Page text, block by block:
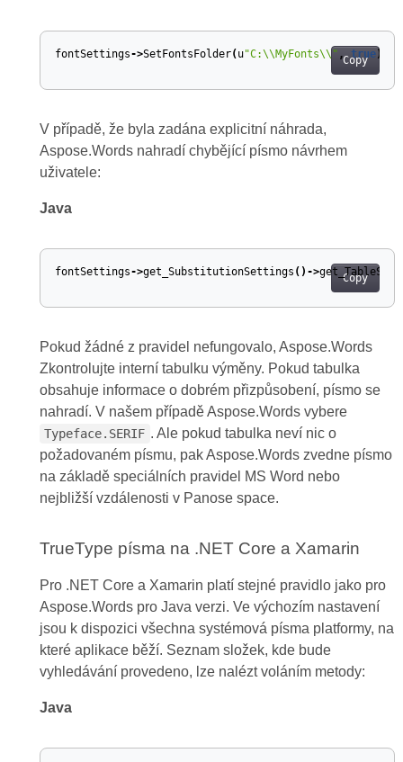
Copy
fontSettings->SetFontsFolder( u"C:\\MyFonts\\" , true);
V případě, že byla zadána explicitní náhrada,
Aspose.Words nahradí chybějící písmo návrhem
uživatele:
Java
Copy
fontSettings->get_SubstitutionSettings ()->
Pokud žádné z pravidel nefungovalo, Aspose.Words
Zkontrolujte interní tabulku výměny. Pokud tabulka
obsahuje informace o dobrém přizpůsobení, písmo se
nahradí. V našem případě Aspose.Words vybere
Typeface.SERIF . Ale pokud tabulka neví nic o
požadovaném písmu, pak Aspose.Words zvedne písmo
na základě speciálních pravidel MS Word nebo
nejbližší vzdálenosti v Panose space.
TrueType písma na .NET Core a Xamarin
Pro .NET Core a Xamarin platí stejné pravidlo jako pro
Aspose.Words pro Java verzi. Ve výchozím nastavení
jsou k dispozici všechna systémová písma platformy, na
které aplikace běží. Seznam složek, kde bude
vyhledávání provedeno, lze nalézt voláním metody:
Java